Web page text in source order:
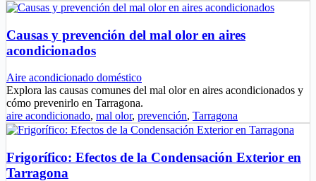
Causas y prevención del mal olor en aires
acondicionados
Aire acondicionado doméstico
Explora las causas comunes del mal olor en aires acondicionados y
cómo prevenirlo en Tarragona.
aire acondicionado, mal olor, prevención, Tarragona
Frigorífico: Efectos de la Condensación Exterior en
Tarragona